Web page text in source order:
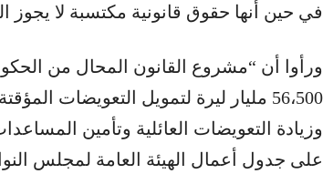
في حين أنها حقوق قانونية مكتسبة لا
ورأوا أن “مشروع القانون المحال من
56،500 مليار ليرة لتمويل التعويضات
وزيادة التعويضات العائلية وتأمين
على جدول أعمال الهيئة العامة لمجلس